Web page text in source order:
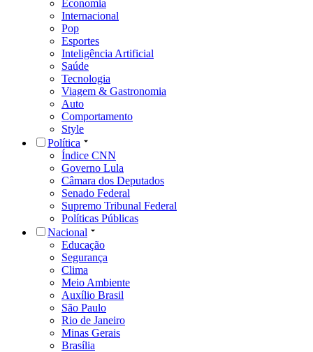
Economia
Internacional
Pop
Esportes
Inteligência Artificial
Saúde
Tecnologia
Viagem & Gastronomia
Auto
Comportamento
Style
Política
Índice CNN
Governo Lula
Câmara dos Deputados
Senado Federal
Supremo Tribunal Federal
Políticas Públicas
Nacional
Educação
Segurança
Clima
Meio Ambiente
Auxílio Brasil
São Paulo
Rio de Janeiro
Minas Gerais
Brasília